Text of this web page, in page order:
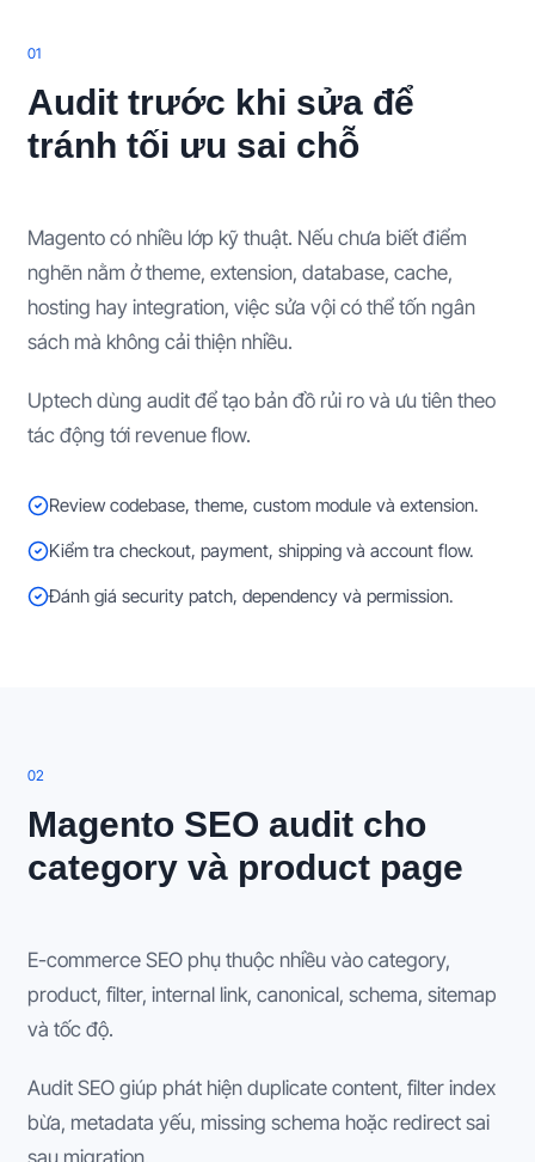
01
Audit trước khi sửa để
tránh tối ưu sai chỗ
Magento có nhiều lớp kỹ thuật. Nếu chưa biết điểm
nghẽn nằm ở theme, extension, database, cache,
hosting hay integration, việc sửa vội có thể tốn ngân
sách mà không cải thiện nhiều.
Uptech dùng audit để tạo bản đồ rủi ro và ưu tiên theo
tác động tới revenue flow.
Review codebase, theme, custom module và extension.
Kiểm tra checkout, payment, shipping và account flow.
Đánh giá security patch, dependency và permission.
02
Magento SEO audit cho
category và product page
E-commerce SEO phụ thuộc nhiều vào category,
product, filter, internal link, canonical, schema, sitemap
và tốc độ.
Audit SEO giúp phát hiện duplicate content, filter index
bừa, metadata yếu, missing schema hoặc redirect sai